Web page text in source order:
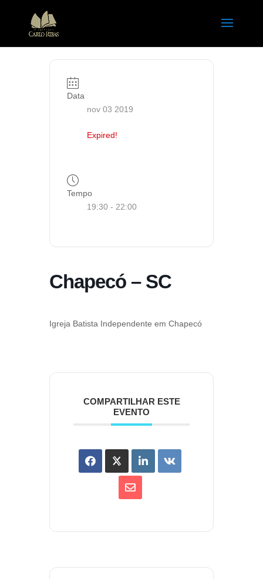
Data
nov 03 2019
Expired!
Tempo
19:30 - 22:00
Chapecó – SC
Igreja Batista Independente em Chapecó
COMPARTILHAR ESTE
EVENTO